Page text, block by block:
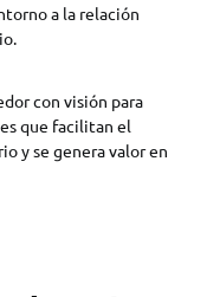
a la relación
con visión para
que facilitan el
y se genera valor en